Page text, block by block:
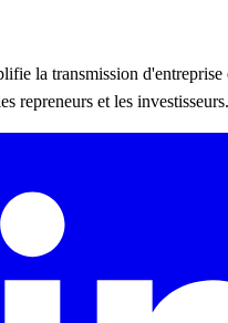
la transmission d'entreprise
repreneurs et les investisseurs.